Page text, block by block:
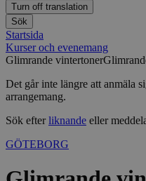
Turn off translation
Sök
Startsida
Kurser och evenemang
Glimrande vintertoner
Det går inte längre att anmäla
arrangemang.
Sök efterliknande eller
GÖTEBORG